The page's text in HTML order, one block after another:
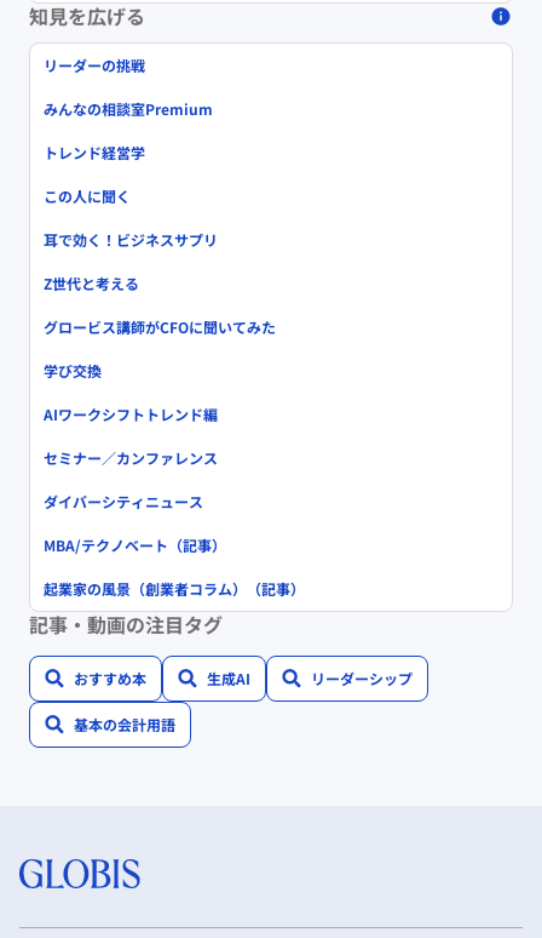
知見を広げる
リーダーの挑戦
みんなの相談室Premium
トレンド経営学
この人に聞く
耳で効く！ビジネスサプリ
Z世代と考える
グロービス講師がCFOに聞いてみた
学び交換
AIワークシフトトレンド編
セミナー／カンファレンス
ダイバーシティニュース
MBA/テクノベート（記事）
起業家の風景（創業者コラム）（記事）
記事・動画の注目タグ
おすすめ本 生成AI リーダーシップ
基本の会計用語